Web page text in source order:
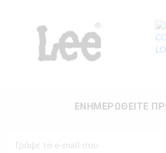
ΕΝΗΜΕΡΩΘΕΙΤΕ